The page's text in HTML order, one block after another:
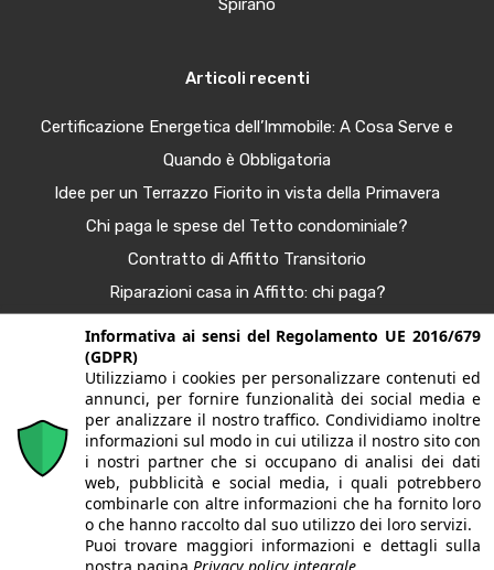
Spirano
Articoli recenti
Certificazione Energetica dell’Immobile: A Cosa Serve e
Quando è Obbligatoria
Idee per un Terrazzo Fiorito in vista della Primavera
Chi paga le spese del Tetto condominiale?
Contratto di Affitto Transitorio
Riparazioni casa in Affitto: chi paga?
Procura Immobiliare – Guida completa
Tendenze Arredo e Nuance per la Casa Autunno 2025
Bonus Casa al 50%: Agevolazioni in Scadenza
© 2020. Tutti i diritti riservati. G&G case | Largo fratelli
Sporchia, 3 - 24057 Martinengo (BG) | P.Iva/CF
03628150165 | Iscritta alla CCIAA di Bergamo REA BG-
Informativa ai sensi del Regolamento UE 2016/679
(GDPR)
Utilizziamo i cookies per personalizzare contenuti ed
annunci, per fornire funzionalità dei social media e
per analizzare il nostro traffico. Condividiamo inoltre
informazioni sul modo in cui utilizza il nostro sito con
i nostri partner che si occupano di analisi dei dati
web, pubblicità e social media, i quali potrebbero
combinarle con altre informazioni che ha fornito loro
o che hanno raccolto dal suo utilizzo dei loro servizi.
Puoi trovare maggiori informazioni e dettagli sulla